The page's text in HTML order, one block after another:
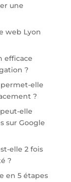
une
web Lyon
efficace
?
elle
?
elle
sur Google
elle 2 fois
?
en 5 étapes